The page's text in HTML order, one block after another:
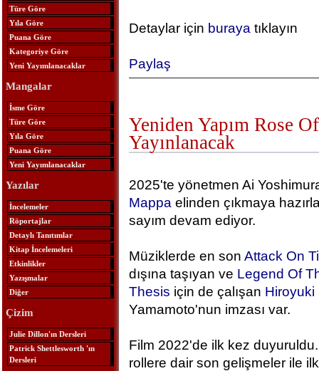
Türe Göre
Yıla Göre
Puana Göre
Kategoriye Göre
Yeni Yayımlanacaklar
Mangalar
İsme Göre
Türe Göre
Yıla Göre
Puana Göre
Yeni Yayımlanacaklar
Yazılar
İncelemeler
Röportajlar
Detaylı Tanıtımlar
Kitap İncelemeleri
Etkinlikler
Yazışmalar
Diğer
Çizim
Julie Dillon'ın Dersleri
Patrick Shettlesworth 'ın
Dersleri
Detaylar için buraya tıklayın
Paylaş
Yeniden Yapım Rose
Yayınlanacak
2025'te yönetmen Ai
Mappa elinden çıkmaya
sayım devam ediyor.
Müziklerde en son Attack On
dışına taşıyan ve Legend Of
Thesis için de çalışan Hiroyuki
Yamamoto'nun imzası var.
Film 2022'de ilk kez
rollere dair son gelişmeler ile ilk